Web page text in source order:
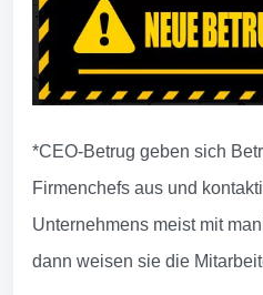
*CEO-Betrug geben sich
Firmenchefs aus und
Unternehmens meist mit
dann weisen sie die